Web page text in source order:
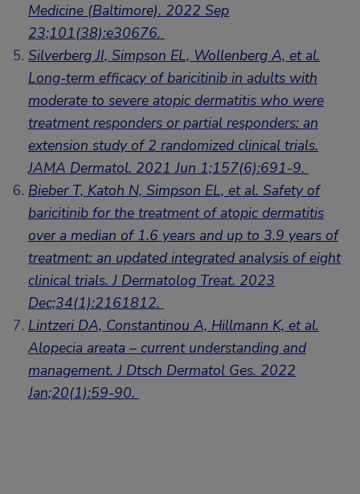
Medicine (Baltimore). 2022 Sep
23;101(38):e30676.
Silverberg JI, Simpson EL, Wollenberg A, et al.
Long-term efficacy of baricitinib in adults with
moderate to severe atopic dermatitis who were
treatment responders or partial responders: an
extension study of 2 randomized clinical trials.
JAMA Dermatol. 2021 Jun 1;157(6):691-9.
Bieber T, Katoh N, Simpson EL, et al. Safety of
baricitinib for the treatment of atopic dermatitis
over a median of 1.6 years and up to 3.9 years of
treatment: an updated integrated analysis of eight
clinical trials. J Dermatolog Treat. 2023
Dec;34(1):2161812.
Lintzeri DA, Constantinou A, Hillmann K, et al.
Alopecia areata – current understanding and
management. J Dtsch Dermatol Ges. 2022
Jan;20(1):59-90.